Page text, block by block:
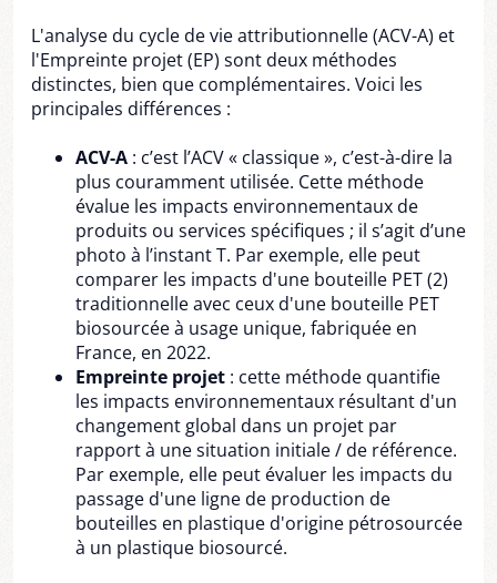
L'analyse du cycle de vie attributionnelle (ACV-A) et
l'Empreinte projet (EP) sont deux méthodes
distinctes, bien que complémentaires. Voici les
principales différences :
ACV-A : c’est l’ACV « classique », c’est-à-dire la
plus couramment utilisée. Cette méthode
évalue les impacts environnementaux de
produits ou services spécifiques ; il s’agit d’une
photo à l’instant T. Par exemple, elle peut
comparer les impacts d'une bouteille PET (2)
traditionnelle avec ceux d'une bouteille PET
biosourcée à usage unique, fabriquée en
France, en 2022.
Empreinte projet : cette méthode quantifie
les impacts environnementaux résultant d'un
changement global dans un projet par
rapport à une situation initiale / de référence.
Par exemple, elle peut évaluer les impacts du
passage d'une ligne de production de
bouteilles en plastique d'origine pétrosourcée
à un plastique biosourcé.